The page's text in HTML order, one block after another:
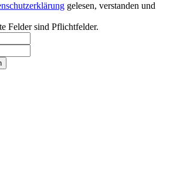
gelesen, verstanden und
Felder sind Pflichtfelder.